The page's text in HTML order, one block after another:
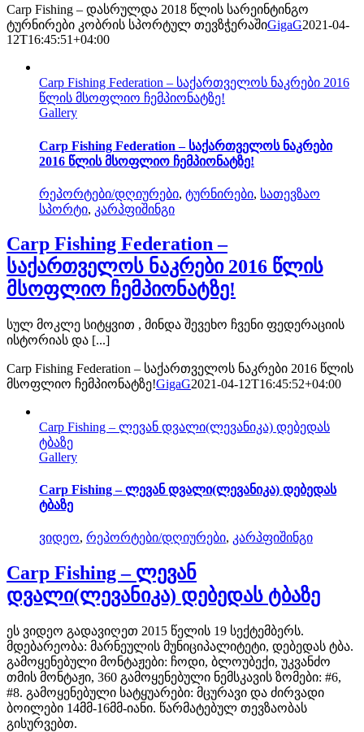
Carp Fishing – დასრულდა 2018 წლის სარეინტინგო
ტურნირები კობრის სპორტულ თევზჭერაშიGigaG2021-04-
12T16:45:51+04:00
Carp Fishing Federation – საქართველოს ნაკრები 2016
წლის მსოფლიო ჩემპიონატზე!
Gallery
Carp Fishing Federation – საქართველოს ნაკრები
2016 წლის მსოფლიო ჩემპიონატზე!
რეპორტები/დღიურები, ტურნირები, სათევზაო
სპორტი, კარპფიშინგი
Carp Fishing Federation –
საქართველოს ნაკრები 2016 წლის
მსოფლიო ჩემპიონატზე!
სულ მოკლე სიტყვით , მინდა შევეხო ჩვენი ფედერაციის
ისტორიას და [...]
Carp Fishing Federation – საქართველოს ნაკრები 2016 წლის
მსოფლიო ჩემპიონატზე!GigaG2021-04-12T16:45:52+04:00
Carp Fishing – ლევან დვალი(ლევანიკა) დებედას
ტბაზე
Gallery
Carp Fishing – ლევან დვალი(ლევანიკა) დებედას
ტბაზე
ვიდეო, რეპორტები/დღიურები, კარპფიშინგი
Carp Fishing – ლევან
დვალი(ლევანიკა) დებედას ტბაზე
ეს ვიდეო გადავიღეთ 2015 წელის 19 სექტემბერს.
მდებარეობა: მარნეულის მუნიციპალიტეტი, დებედას ტბა.
გამოყენებული მონტაჟები: ჩოდი, ბლოუბექი, უკვანძო
თმის მონტაჟი, 360 გამოყენებული ნემსკავის ზომები: #6,
#8. გამოყენებული სატყუარები: მცურავი და ძირვადი
ბოილები 14მმ-16მმ-იანი. წარმატებულ თევზაობას
გისურვებთ.